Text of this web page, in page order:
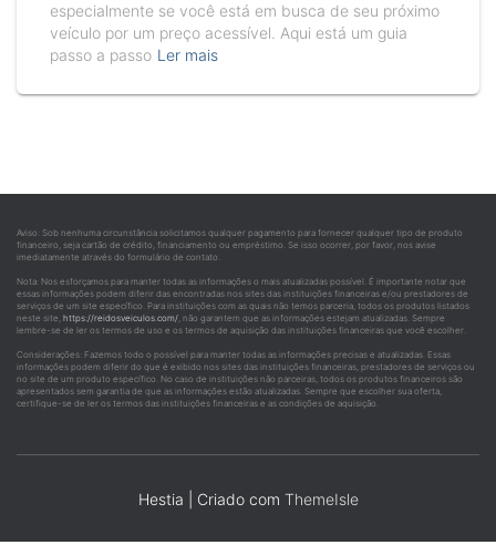
especialmente se você está em busca de seu próximo
veículo por um preço acessível. Aqui está um guia
passo a passo Ler mais
Aviso: Sob nenhuma circunstância solicitamos qualquer pagamento para fornecer qualquer tipo de produto
financeiro, seja cartão de crédito, financiamento ou empréstimo. Se isso ocorrer, por favor, nos avise
imediatamente através do formulário de contato.
Nota: Nos esforçamos para manter todas as informações o mais atualizadas possível. É importante notar que
essas informações podem diferir das encontradas nos sites das instituições financeiras e/ou prestadores de
serviços de um site específico. Para instituições com as quais não temos parceria, todos os produtos listados
neste site, https://reidosveiculos.com/, não garantem que as informações estejam atualizadas. Sempre
lembre-se de ler os termos de uso e os termos de aquisição das instituições financeiras que você escolher.
Considerações: Fazemos todo o possível para manter todas as informações precisas e atualizadas. Essas
informações podem diferir do que é exibido nos sites das instituições financeiras, prestadores de serviços ou
no site de um produto específico. No caso de instituições não parceiras, todos os produtos financeiros são
apresentados sem garantia de que as informações estão atualizadas. Sempre que escolher sua oferta,
certifique-se de ler os termos das instituições financeiras e as condições de aquisição.
Hestia | Criado com ThemeIsle